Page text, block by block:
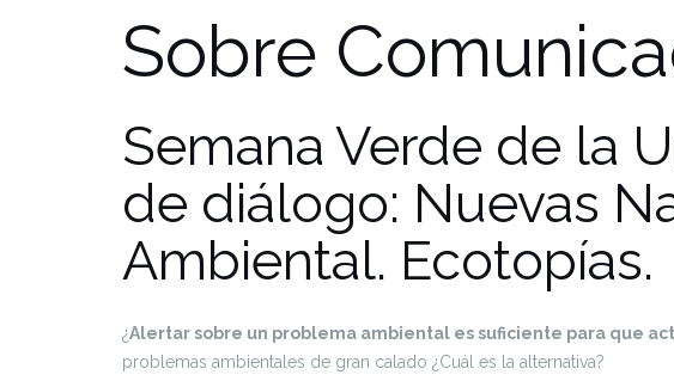
Sobre
Semana Verde de la
de diálogo: Nuevas
Ambiental. Ecotopías.
¿Alertar sobre un problema ambiental es suficiente para que
problemas ambientales de gran calado ¿Cuál es la alternativa?